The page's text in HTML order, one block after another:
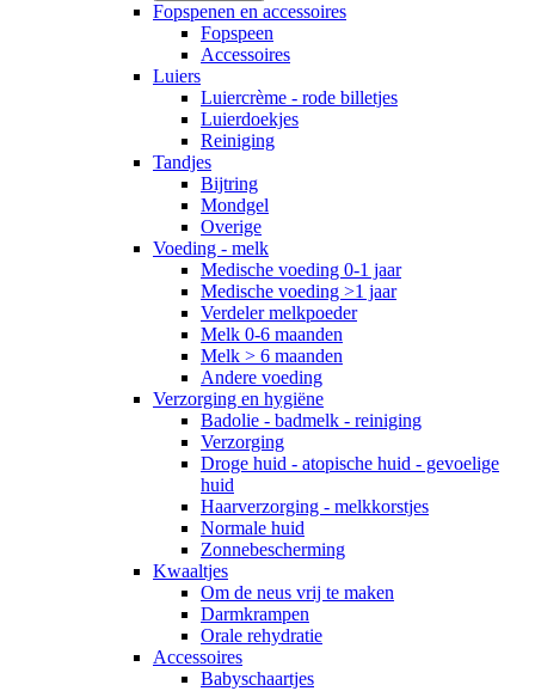
Fopspenen en accessoires
Fopspeen
Accessoires
Luiers
Luiercrème - rode billetjes
Luierdoekjes
Reiniging
Tandjes
Bijtring
Mondgel
Overige
Voeding - melk
Medische voeding 0-1 jaar
Medische voeding >1 jaar
Verdeler melkpoeder
Melk 0-6 maanden
Melk > 6 maanden
Andere voeding
Verzorging en hygiëne
Badolie - badmelk - reiniging
Verzorging
Droge huid - atopische huid - gevoelige
huid
Haarverzorging - melkkorstjes
Normale huid
Zonnebescherming
Kwaaltjes
Om de neus vrij te maken
Darmkrampen
Orale rehydratie
Accessoires
Babyschaartjes